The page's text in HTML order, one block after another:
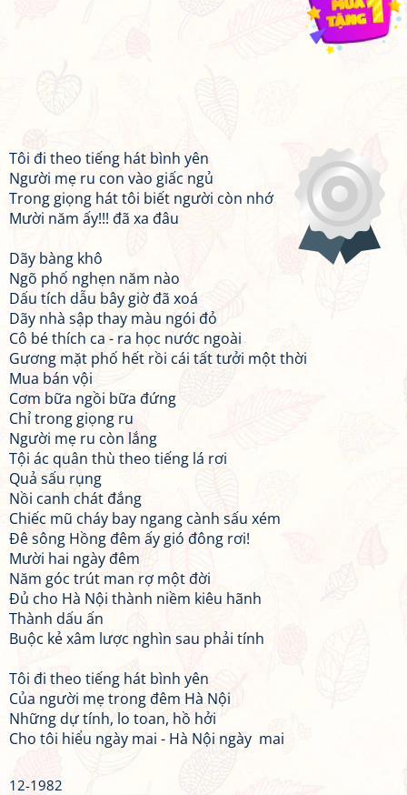
Tôi đi theo tiếng hát bình yên
Người mẹ ru con vào giấc ngủ
Trong giọng hát tôi biết người còn nhớ
Mười năm ấy!!! đã xa đâu
Dãy bàng khô
Ngõ phố nghẹn năm nào
Dấu tích dẫu bây giờ đã xoá
Dãy nhà sập thay màu ngói đỏ
Cô bé thích ca - ra học nước ngoài
Gương mặt phố hết rồi cái tất tưởi một thời
Mua bán vội
Cơm bữa ngồi bữa đứng
Chỉ trong giọng ru
Người mẹ ru còn lắng
Tội ác quân thù theo tiếng lá rơi
Quả sấu rụng
Nồi canh chát đắng
Chiếc mũ cháy bay ngang cành sấu xém
Đê sông Hồng đêm ấy gió đông rơi!
Mười hai ngày đêm
Năm góc trút man rợ một đời
Đủ cho Hà Nội thành niềm kiêu hãnh
Thành dấu ấn
Buộc kẻ xâm lược nghìn sau phải tính
Tôi đi theo tiếng hát bình yên
Của người mẹ trong đêm Hà Nội
Những dự tính, lo toan, hồ hởi
Cho tôi hiểu ngày mai - Hà Nội ngày mai
12-1982